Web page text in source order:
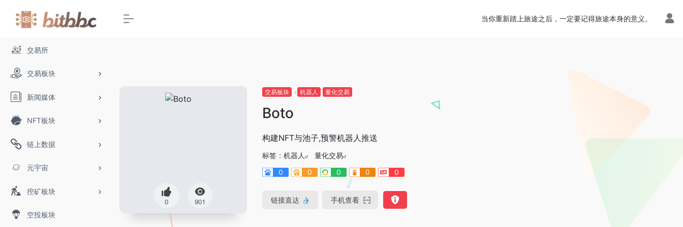
交易所
交易板块
新闻媒体
NFT板块
链上数据
元宇宙
挖矿板块
空投板块
当你重新踏上旅途之后，一定要记得旅途本身的意义。
0 901
交易板块 机器人 量化交易
Boto
构建NFT与池子,预警机器人推送
标签： 机器人
量化交易
0
0 0 0 0
链接直达 手机查看